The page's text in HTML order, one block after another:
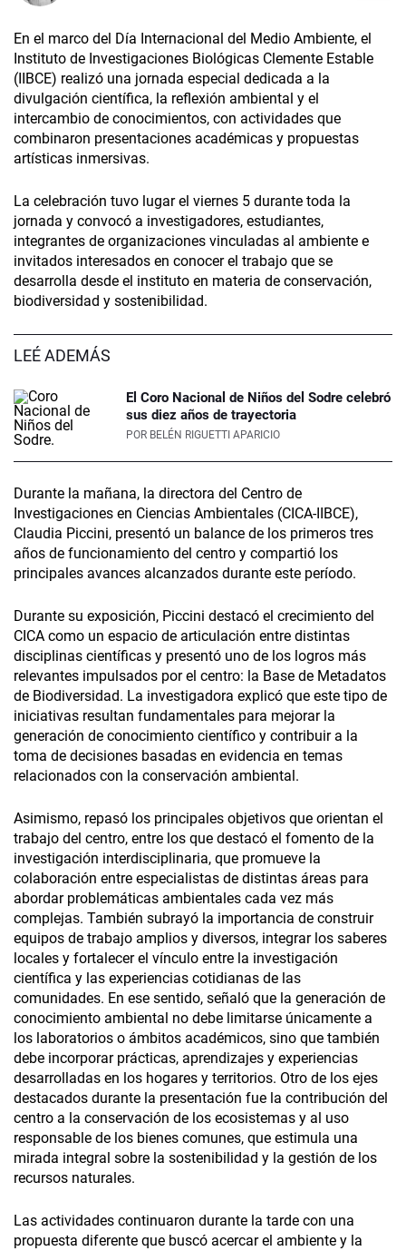
En el marco del Día Internacional del Medio Ambiente, el
Instituto de Investigaciones Biológicas Clemente Estable
(IIBCE) realizó una jornada especial dedicada a la
divulgación científica, la reflexión ambiental y el
intercambio de conocimientos, con actividades que
combinaron presentaciones académicas y propuestas
artísticas inmersivas.
La celebración tuvo lugar el viernes 5 durante toda la
jornada y convocó a investigadores, estudiantes,
integrantes de organizaciones vinculadas al ambiente e
invitados interesados en conocer el trabajo que se
desarrolla desde el instituto en materia de conservación,
biodiversidad y sostenibilidad.
LEÉ ADEMÁS
El Coro Nacional de Niños del Sodre celebró
sus diez años de trayectoria
POR BELÉN RIGUETTI APARICIO
Durante la mañana, la directora del Centro de
Investigaciones en Ciencias Ambientales (CICA-IIBCE),
Claudia Piccini, presentó un balance de los primeros tres
años de funcionamiento del centro y compartió los
principales avances alcanzados durante este período.
Durante su exposición, Piccini destacó el crecimiento del
CICA como un espacio de articulación entre distintas
disciplinas científicas y presentó uno de los logros más
relevantes impulsados por el centro: la Base de Metadatos
de Biodiversidad. La investigadora explicó que este tipo de
iniciativas resultan fundamentales para mejorar la
generación de conocimiento científico y contribuir a la
toma de decisiones basadas en evidencia en temas
relacionados con la conservación ambiental.
Asimismo, repasó los principales objetivos que orientan el
trabajo del centro, entre los que destacó el fomento de la
investigación interdisciplinaria, que promueve la
colaboración entre especialistas de distintas áreas para
abordar problemáticas ambientales cada vez más
complejas. También subrayó­ la importancia de construir
equipos de trabajo amplios y diversos, integrar los saberes
locales y fortalecer el vínculo entre la investigación
científica y las experiencias cotidianas de las
comunidades. En ese sentido, señaló que la generación de
conocimiento ambiental no debe limitarse únicamente a
los laboratorios o ámbitos académicos, sino que también
debe incorporar prácticas, aprendizajes y experiencias
desarrolladas en los hogares y territorios. Otro de los ejes
destacados durante la presentación fue la contribución del
centro a la conservación de los ecosistemas y al uso
responsable de los bienes comunes, que estimula una
mirada integral sobre la sostenibilidad y la gestión de los
recursos naturales.
Las actividades continuaron durante la tarde con una
propuesta diferente que buscó acercar el ambiente y la